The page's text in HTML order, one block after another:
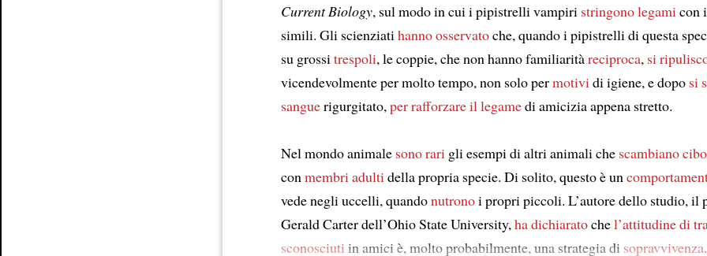
Current Biology, sul modo in cui i pipistrelli vampiri stringono legamicon
simili. Gli scienziatihanno osservatoche, quando i pipistrelli di questa
su grossitrespoli, le coppie, che non hanno familiaritàreciproca, si
vicendevolmente per molto tempo, non solo permotividi igiene, e dopo si
sanguerigurgitato,per rafforzareil legamedi amicizia appena stretto.
Nel mondo animale sono rari gli esempi di altri animali che scambianocibo
conmembri adultidella propria specie. Di solito, questo è un
vede negli uccelli, quandonutronoi propri piccoli. L’autore dello studio, il
Gerald Carter dell’Ohio State University,ha dichiaratochel’attitudinedi
sconosciuti in amici è, molto probabilmente, una strategia di sopravvivenza